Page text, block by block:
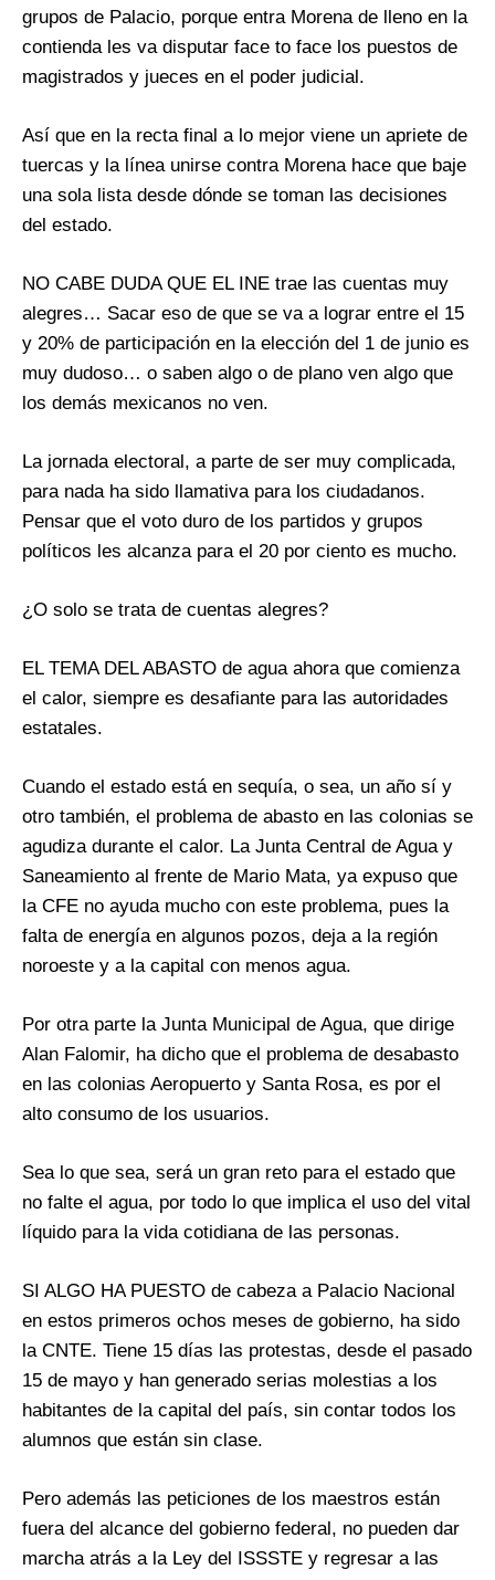
grupos de Palacio, porque entra Morena de lleno en la
contienda les va disputar face to face los puestos de
magistrados y jueces en el poder judicial.
Así que en la recta final a lo mejor viene un apriete de
tuercas y la línea unirse contra Morena hace que baje
una sola lista desde dónde se toman las decisiones
del estado.
NO CABE DUDA QUE EL INE trae las cuentas muy
alegres… Sacar eso de que se va a lograr entre el 15
y 20% de participación en la elección del 1 de junio es
muy dudoso… o saben algo o de plano ven algo que
los demás mexicanos no ven.
La jornada electoral, a parte de ser muy complicada,
para nada ha sido llamativa para los ciudadanos.
Pensar que el voto duro de los partidos y grupos
políticos les alcanza para el 20 por ciento es mucho.
¿O solo se trata de cuentas alegres?
EL TEMA DEL ABASTO de agua ahora que comienza
el calor, siempre es desafiante para las autoridades
estatales.
Cuando el estado está en sequía, o sea, un año sí y
otro también, el problema de abasto en las colonias se
agudiza durante el calor. La Junta Central de Agua y
Saneamiento al frente de Mario Mata, ya expuso que
la CFE no ayuda mucho con este problema, pues la
falta de energía en algunos pozos, deja a la región
noroeste y a la capital con menos agua.
Por otra parte la Junta Municipal de Agua, que dirige
Alan Falomir, ha dicho que el problema de desabasto
en las colonias Aeropuerto y Santa Rosa, es por el
alto consumo de los usuarios.
Sea lo que sea, será un gran reto para el estado que
no falte el agua, por todo lo que implica el uso del vital
líquido para la vida cotidiana de las personas.
SI ALGO HA PUESTO de cabeza a Palacio Nacional
en estos primeros ochos meses de gobierno, ha sido
la CNTE. Tiene 15 días las protestas, desde el pasado
15 de mayo y han generado serias molestias a los
habitantes de la capital del país, sin contar todos los
alumnos que están sin clase.
Pero además las peticiones de los maestros están
fuera del alcance del gobierno federal, no pueden dar
marcha atrás a la Ley del ISSSTE y regresar a las